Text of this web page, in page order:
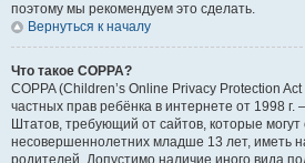
поэтому мы рекомендуем это сделать.
Вернуться к началу
Что такое COPPA?
COPPA (Children’s Online Privacy Protection
частных прав ребёнка в интернете от 1998
Штатов, требующий от сайтов, которые
несовершеннолетних младше 13 лет, иметь
родителей. Допустимо наличие иного вида